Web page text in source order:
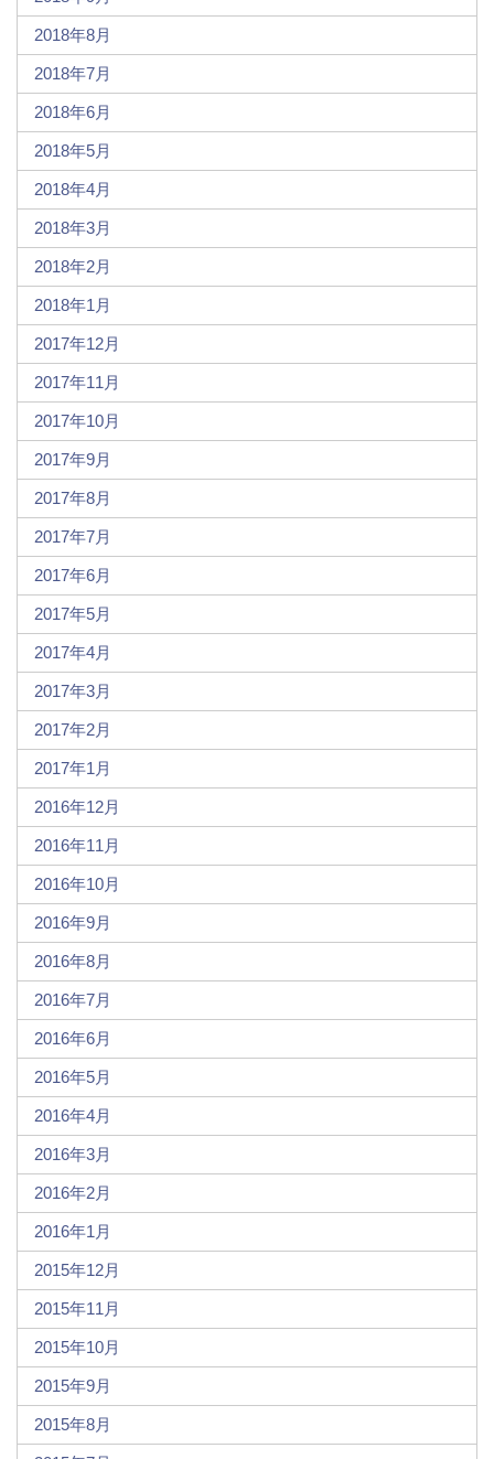
2018年8月
2018年7月
2018年6月
2018年5月
2018年4月
2018年3月
2018年2月
2018年1月
2017年12月
2017年11月
2017年10月
2017年9月
2017年8月
2017年7月
2017年6月
2017年5月
2017年4月
2017年3月
2017年2月
2017年1月
2016年12月
2016年11月
2016年10月
2016年9月
2016年8月
2016年7月
2016年6月
2016年5月
2016年4月
2016年3月
2016年2月
2016年1月
2015年12月
2015年11月
2015年10月
2015年9月
2015年8月